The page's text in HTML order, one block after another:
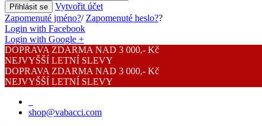
Přihlásit se
Vytvořit účet
Zapomenuté jméno?/ Zapomenuté heslo??
Login with Facebook
Login with Google +
DOPRAVA ZDARMA NAD 3 000,- Kč
NEJVYŠŠÍ LETNÍ SLEVY
DOPRAVA ZDARMA NAD 3 000,- Kč
NEJVYŠŠÍ LETNÍ SLEVY
shop@vabacci.com